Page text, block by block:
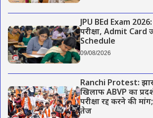
JPU BEd Exam
परीक्षा, Admit Card
Schedule
09/08/2026
Ranchi Protest:
खिलाफ ABVP का
परीक्षा रद्द करने की
तेज